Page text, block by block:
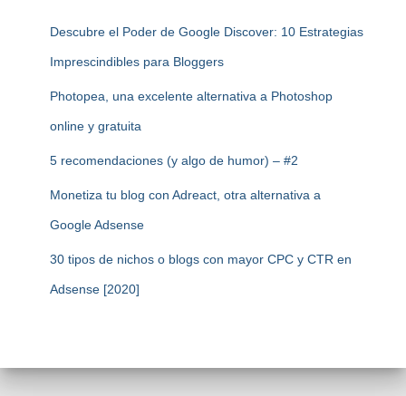
Descubre el Poder de Google Discover: 10 Estrategias
Imprescindibles para Bloggers
Photopea, una excelente alternativa a Photoshop
online y gratuita
5 recomendaciones (y algo de humor) – #2
Monetiza tu blog con Adreact, otra alternativa a
Google Adsense
30 tipos de nichos o blogs con mayor CPC y CTR en
Adsense [2020]